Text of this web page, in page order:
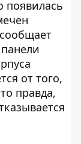
появилась
от того,
правда,